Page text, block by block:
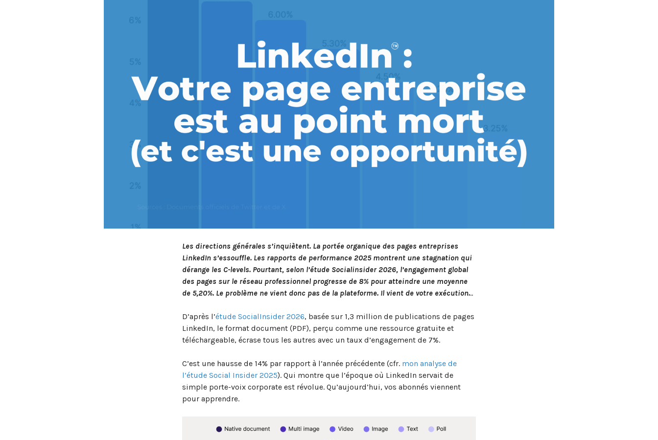
Les directions générales s’inquiètent. La portée organique des pages entreprises
LinkedIn s’essouffle. Les rapports de performance 2025 montrent une stagnation qui
dérange les C-levels. Pourtant, selon l’étude Socialinsider 2026, l’engagement global
des pages sur le réseau professionnel progresse de 8% pour atteindre une moyenne
de 5,20%. Le problème ne vient donc pas de la plateforme. Il vient de votre exécution...
D’après l’étude SocialInsider 2026, basée sur 1,3 million de publications de pages
LinkedIn, le format document (PDF), perçu comme une ressource gratuite et
téléchargeable, écrase tous les autres avec un taux d’engagement de 7%.
C’est une hausse de 14% par rapport à l’année précédente (cfr. mon analyse de
l’étude Social Insider 2025). Qui montre que l’époque où LinkedIn servait de
simple porte-voix corporate est révolue. Qu’aujourd’hui, vos abonnés viennent
pour apprendre.